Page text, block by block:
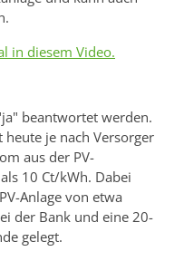
in diesem Video.
beantwortet werden.
je nach Versorger
aus der PV-
10 Ct/kWh. Dabei
Anlage von etwa
der Bank und eine 20-
gelegt.